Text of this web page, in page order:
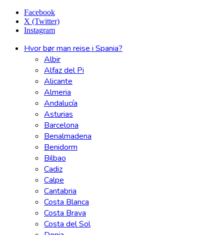
Facebook
X (Twitter)
Instagram
Hvor bør man reise i Spania?
Albir
Alfaz del Pi
Alicante
Almeria
Andalucía
Asturias
Barcelona
Benalmadena
Benidorm
Bilbao
Cadiz
Calpe
Cantabria
Costa Blanca
Costa Brava
Costa del Sol